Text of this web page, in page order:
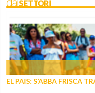
daiSETTORI
EL PAIS: S’ABBA FRISCA